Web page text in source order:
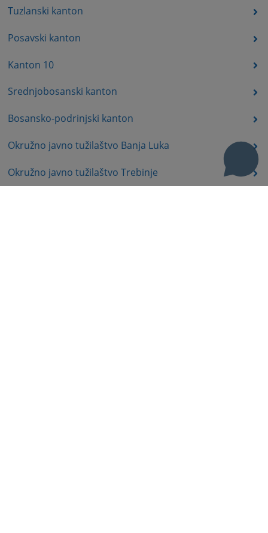
Tuzlanski kanton
Posavski kanton
Kanton 10
Srednjobosanski kanton
Bosansko-podrinjski kanton
Okružno javno tužilaštvo Banja Luka
Okružno javno tužilaštvo Trebinje